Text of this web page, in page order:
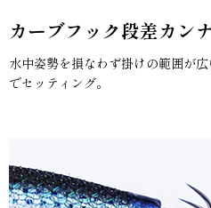
カーブフック段差カン
水中姿勢を損なわず掛けの範囲が
でセッティング。